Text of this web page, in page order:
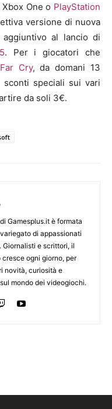
Xbox One o PlayStation
versione di nuova
al lancio di
. Per i giocatori che
Far Cry, da domani 13
sconti speciali sui vari
da soli 3€.
Gamesplus.it è formata
di appassionati
Giornalisti e scrittori, il
cresce ogni giorno, per
novità, curiosità e
mondo dei videogiochi.